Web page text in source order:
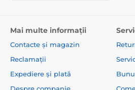
Mai multe informații
Contacte și magazin
Reclamații
Expediere și plată